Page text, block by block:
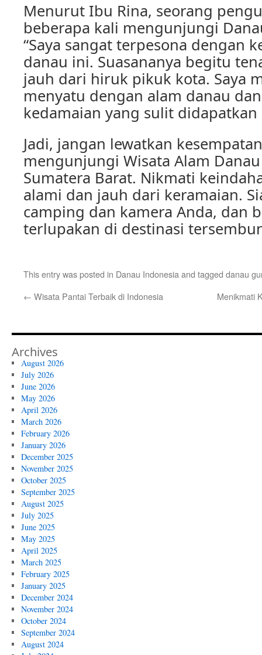
Menurut Ibu Rina, seorang
beberapa kali mengunjungi
“Saya sangat terpesona dengan
danau ini. Suasananya begitu
jauh dari hiruk pikuk kota. Saya
menyatu dengan alam danau
kedamaian yang sulit
Jadi, jangan lewatkan
mengunjungi Wisata Alam
Sumatera Barat. Nikmati
alami dan jauh dari keramaian.
camping dan kamera Anda, dan
terlupakan di destinasi
This entry was posted in Danau Indonesia and tagged danau
← Wisata Pantai Terbaik di Indonesia Menikmati
Archives
August 2026
July 2026
June 2026
May 2026
April 2026
March 2026
February 2026
January 2026
December 2025
November 2025
October 2025
September 2025
August 2025
July 2025
June 2025
May 2025
April 2025
March 2025
February 2025
January 2025
December 2024
November 2024
October 2024
September 2024
August 2024